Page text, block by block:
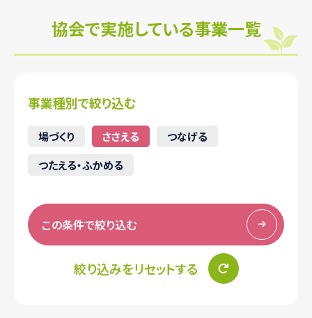
協会で実施している事業一覧
事業種別で絞り込む
場づくり ささえる
つなげる
つたえる・ふかめる
この条件で絞り込む
絞り込みをリセットする